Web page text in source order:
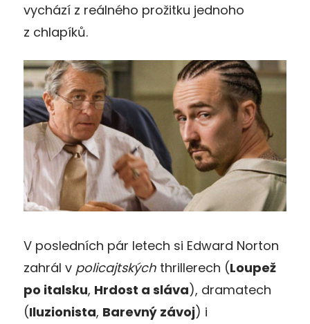
vychází z reálného prožitku jednoho
z chlapíků.
V posledních pár letech si Edward Norton
zahrál v policajtských thrillerech (Loupež
po italsku, Hrdost a sláva), dramatech
(Iluzionista, Barevný závoj) i